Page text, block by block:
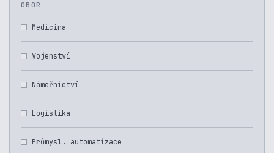
OBOR
Medicína
Vojenství
Námořnictví
Logistika
Průmysl. automatizace